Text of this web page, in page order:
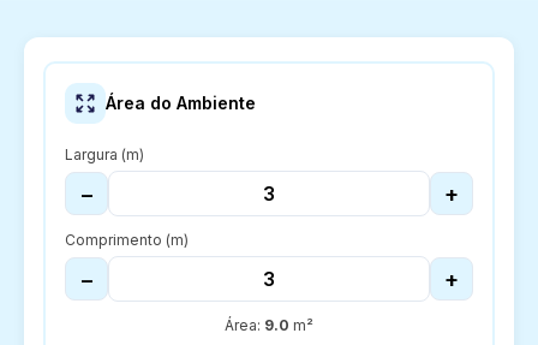
Área do Ambiente
Largura (m)
− +
Comprimento (m)
− +
Área: 9.0 m²